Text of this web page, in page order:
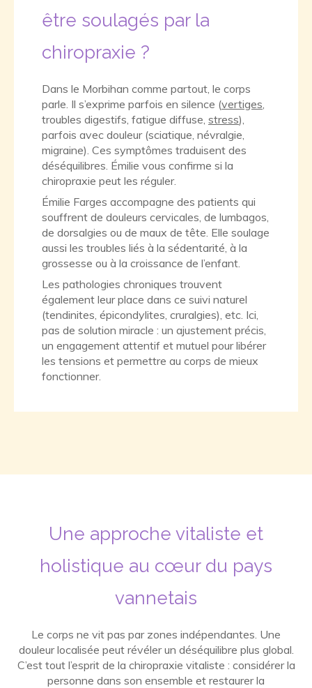
être soulagés par la
chiropraxie ?
Dans le Morbihan comme partout, le corps
parle. Il s’exprime parfois en silence (vertiges,
troubles digestifs, fatigue diffuse, stress),
parfois avec douleur (sciatique, névralgie,
migraine). Ces symptômes traduisent des
déséquilibres. Émilie vous confirme si la
chiropraxie peut les réguler.
Émilie Farges accompagne des patients qui
souffrent de douleurs cervicales, de lumbagos,
de dorsalgies ou de maux de tête. Elle soulage
aussi les troubles liés à la sédentarité, à la
grossesse ou à la croissance de l’enfant.
Les pathologies chroniques trouvent
également leur place dans ce suivi naturel
(tendinites, épicondylites, cruralgies), etc. Ici,
pas de solution miracle : un ajustement précis,
un engagement attentif et mutuel pour libérer
les tensions et permettre au corps de mieux
fonctionner.
Une approche vitaliste et
holistique au cœur du pays
vannetais
Le corps ne vit pas par zones indépendantes. Une
douleur localisée peut révéler un déséquilibre plus global.
C’est tout l’esprit de la chiropraxie vitaliste : considérer la
personne dans son ensemble et restaurer la